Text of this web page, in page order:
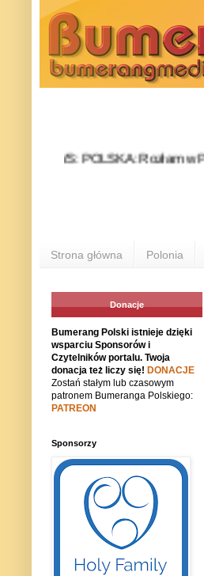
POLSKA: Rozłam w Prawie
Strona główna Polonia
Donacje
Bumerang Polski istnieje dzięki
wsparciu Sponsorów i
Czytelników portalu. Twoja
donacja też liczy się! DONACJE
Zostań stałym lub czasowym
patronem Bumeranga Polskiego:
PATREON
Sponsorzy